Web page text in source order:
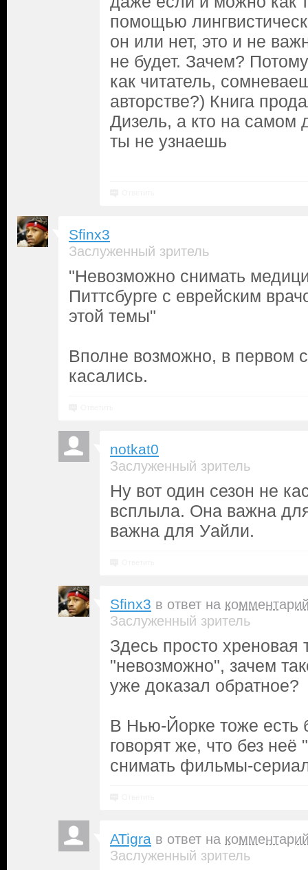
помощью
он или нет, это и не
не будет. Зачем?
как читатель,
авторстве?) Книга
Дизель, а кто на самом
ты не узнаешь
Sfinx3
Заслуженный зритель
"Невозможно снимать
Питтсбурге с еврейским
этой темы"
Вполне возможно, в первом
касались.
notkat0
Заслуженный зритель
Ну вот один сезон не
всплыла. Она важна
важна для Уайли.
Sfinx3 в ответ на
Заслуженный зритель
Здесь просто хреновая
"невозможно", зачем
уже доказал обратное?
В Нью-Йорке тоже есть
говорят же, что без неё
снимать фильмы-
ATigra в ответ на
Заслуженный зритель